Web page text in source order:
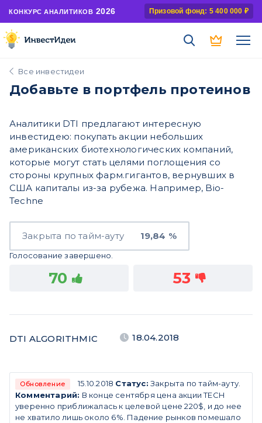
КОНКУРС АНАЛИТИКОВ 2026 Призовой фонд: 5 400 000 ₽
Все инвестидеи
Добавьте в портфель протеинов
Аналитики DTI предлагают интересную
инвестидею: покупать акции небольших
американских биотехнологических компаний,
которые могут стать целями поглощения со
стороны крупных фарм.гигантов, вернувших в
США капиталы из-за рубежа. Например, Bio-
Techne
Закрыта по тайм-ауту 19,84 %
Голосование завершено.
70 53
DTI ALGORITHMIC 18.04.2018
Обновление 15.10.2018 Статус: Закрыта по тайм-ауту.
Комментарий: В конце сентября цена акции TECH
уверенно приближалась к целевой цене 220$, и до нее
не хватило лишь около 6%. Падение рынков помешало